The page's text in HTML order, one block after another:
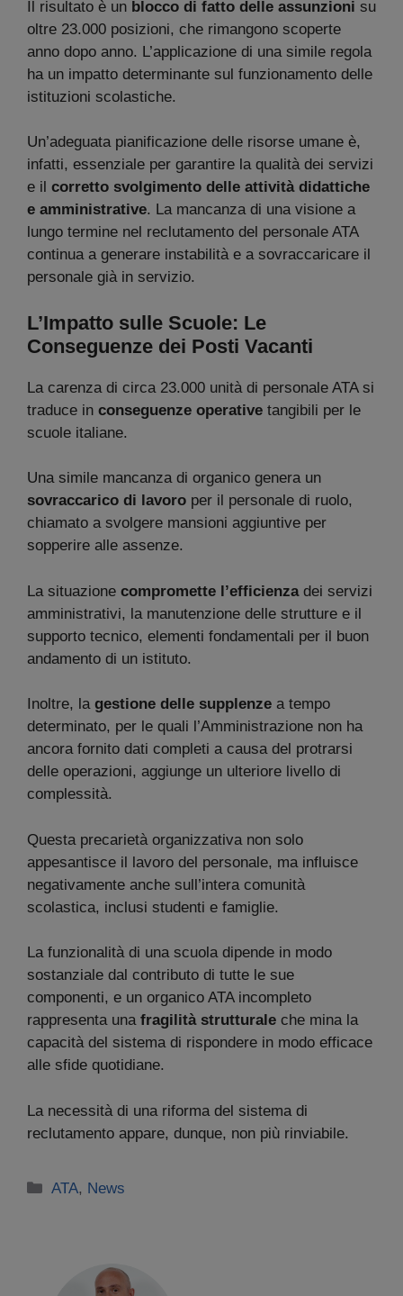
Il risultato è un blocco di fatto delle assunzioni su
oltre 23.000 posizioni, che rimangono scoperte
anno dopo anno. L’applicazione di una simile regola
ha un impatto determinante sul funzionamento delle
istituzioni scolastiche.
Un’adeguata pianificazione delle risorse umane è,
infatti, essenziale per garantire la qualità dei servizi
e il corretto svolgimento delle attività didattiche
e amministrative. La mancanza di una visione a
lungo termine nel reclutamento del personale ATA
continua a generare instabilità e a sovraccaricare il
personale già in servizio.
L’Impatto sulle Scuole: Le
Conseguenze dei Posti Vacanti
La carenza di circa 23.000 unità di personale ATA si
traduce in conseguenze operative tangibili per le
scuole italiane.
Una simile mancanza di organico genera un
sovraccarico di lavoro per il personale di ruolo,
chiamato a svolgere mansioni aggiuntive per
sopperire alle assenze.
La situazione compromette l’efficienzadei servizi
amministrativi, la manutenzione delle strutture e il
supporto tecnico, elementi fondamentali per il buon
andamento di un istituto.
Inoltre, la gestione delle supplenze a tempo
determinato, per le quali l’Amministrazione non ha
ancora fornito dati completi a causa del protrarsi
delle operazioni, aggiunge un ulteriore livello di
complessità.
Questa precarietà organizzativa non solo
appesantisce il lavoro del personale, ma influisce
negativamente anche sull’intera comunità
scolastica, inclusi studenti e famiglie.
La funzionalità di una scuola dipende in modo
sostanziale dal contributo di tutte le sue
componenti, e un organico ATA incompleto
rappresenta unafragilità strutturale che mina la
capacità del sistema di rispondere in modo efficace
alle sfide quotidiane.
La necessità di una riforma del sistema di
reclutamento appare, dunque, non più rinviabile.
Categorie
ATA, News